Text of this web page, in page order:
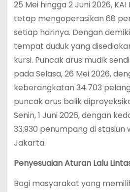
25 Mei hingga 2 Juni 2026,
tetap mengoperasikan 68
setiap harinya. Dengan
tempat duduk yang
kursi. Puncak arus mudik
pada Selasa, 26 Mei 2026,
keberangkatan 34.703
puncak arus balik
Senin, 1 Juni 2026, dengan
33.930 penumpang di stasiun
Jakarta.
Penyesuaian Aturan Lalu
Bagi masyarakat yang